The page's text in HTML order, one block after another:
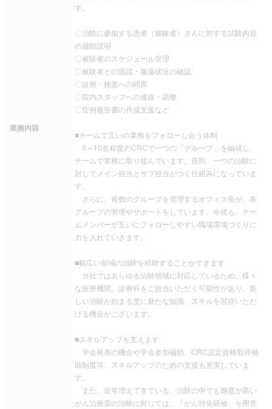
業務内容
す。
〇治験に参加する患者（被験者）さんに対する試験内容
の補助説明
〇被験者のスケジュール管理
〇被験者との面談・服薬状況の確認
〇診療・検査への同席
〇院内スタッフへの連絡・調整
〇症例報告書の作成支援など
■チームで互いの業務をフォローし合う体制
5～10名程度のCRCで一つの「グループ」を編成し、
チームで業務に取り組んでいます。原則、一つの治験に
対してメイン担当とサブ担当がつく仕組みになっていま
す。
さらに、複数のグループを管理するオフィス長が、各
グループの管理やサポートをしています。今後も、チー
ムメンバーが互いにフォローしやすい職場環境づくりに
力を入れていきます。
■幅広い領域の治験を経験することができます
当社ではあらゆる治験領域に対応しているため、様々
な医療機関、診療科をご担当いただく可能性があり、新
しい治験が始まる度に新たな知識、スキルを習得いただ
ける機会がございます。
■スキルアップを支えます
学会発表の機会や学会参加補助、CRC認定資格取得補
助制度等、スキルアップのための支援も充実していま
す。
また、近年増えてきている、治験の中でも難度が高い
がん治療薬の治験に対しては、「がん特化研修」を用意